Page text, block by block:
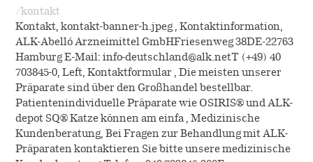
/kontakt
Kontakt, kontakt-banner-h.jpeg , Kontaktinformation,
ALK-Abelló Arzneimittel GmbHFriesenweg 38DE-22763
Hamburg E-Mail: info-deutschland@alk.netT (+49) 40
703845-0, Left, Kontaktformular , Die meisten unserer
Präparate sind über den Großhandel bestellbar.
Patientenindividuelle Präparate wie OSIRIS® und ALK-
depot SQ® Katze können am einfa , Medizinische
Kundenberatung, Bei Fragen zur Behandlung mit ALK-
Präparaten kontaktieren Sie bitte unsere medizinische